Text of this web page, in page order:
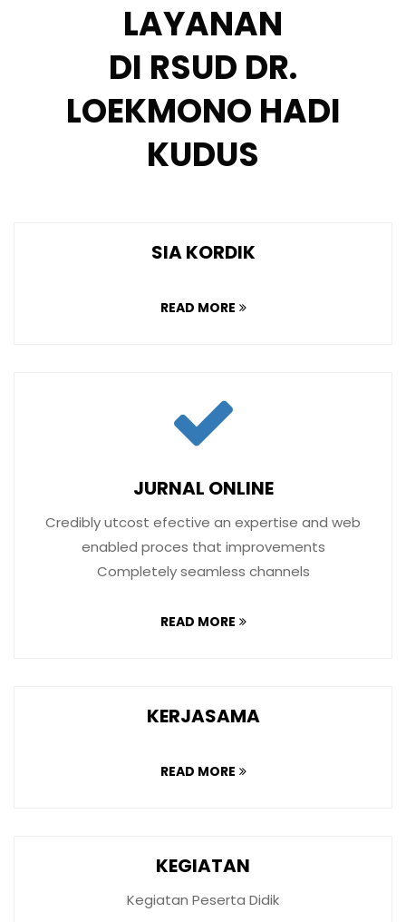
LAYANAN
DI RSUD DR.
LOEKMONO HADI
KUDUS
SIA KORDIK
READ MORE
JURNAL ONLINE
Credibly utcost efective an expertise and web
enabled proces that improvements
Completely seamless channels
READ MORE
KERJASAMA
READ MORE
KEGIATAN
Kegiatan Peserta Didik